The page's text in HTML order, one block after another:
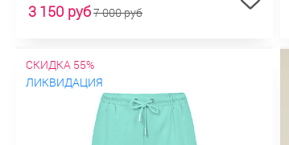
3 150 руб7 000 руб
СКИДКА 55%
ЛИКВИДАЦИЯ